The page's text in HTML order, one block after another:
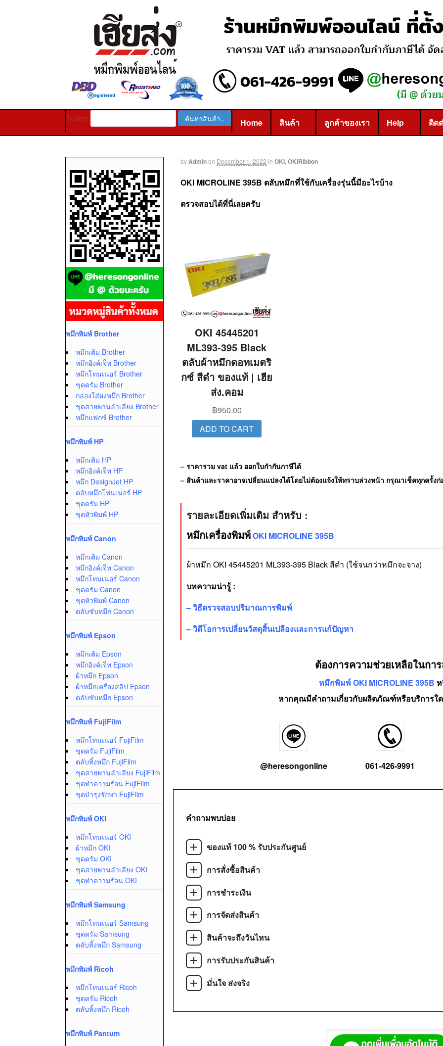
Search Home สินค้า ลูกค้าของเรา Help ติด
by Admin on December 1, 2022 in OKI ,OKIRibbon
OKI MICROLINE 395B ตลับหมึกที่ใช้กับเครื่องรุ่นนี้มีอะไรบ้าง
ตรวจสอบได้ที่นี่เลยครับ
OKI 45445201
ML393-395 Black
ตลับผ้าหมึกดอทเมตริ
กซ์ สีดำ ของแท้ | เฮีย
ส่ง.คอม
฿950.00
ADD TO CART
– ราคารวม vat แล้ว ออกใบกำกับภาษีได้
– สินค้าและราคาอาจเปลี่ยนแปลงได้โดยไม่ต้องแจ้งให้ทราบล่วงหน้า กรุณาเช็คทุกครั้ง
รายละเอียดเพิ่มเติม สำหรับ :
หมึกเครื่องพิมพ์OKI MICROLINE 395B
ผ้าหมึก OKI 45445201 ML393-395 Black สีดำ (ใช้จนกว่าหมึกจะจาง)
บทความน่ารู้ :
–วิธีตรวจสอบปริมาณการพิมพ์
–วิดีโอการเปลี่ยนวัสดุสิ้นเปลืองและการแก้ปัญหา
ต้องการความช่วยเหลือในกา
หมึกพิมพ์ OKI MICROLINE 395B
หากคุณมีคำถามเกี่ยวกับผลิตภัณฑ์หรือบริการใด
@heresongonline 061-426-9991
คำถามพบบ่อย
ของแท้ 100 % รับประกันศูนย์
การสั่งซื้อสินค้า
การชำระเงิน
การจัดส่งสินค้า
สินค้าจะถึงวันไหน
การรับประกันสินค้า
มั่นใจ ส่งจริง
หมึกพิมพ์ Brother
หมึกเติม Brother
หมึกอิงค์เจ็ท Brother
หมึกโทนเนอร์ Brother
ชุดดรัม Brother
กล่องใส่ผงหมึก Brother
ชุดสายพานลำเลียง Brother
หมึกแฟกซ์ Brother
หมึกพิมพ์ HP
หมึกเติม HP
หมึกอิงค์เจ็ท HP
หมึก DesignJet HP
ตลับหมึกโทนเนอร์ HP
ชุดดรัม HP
ชุดหัวพิมพ์ HP
หมึกพิมพ์ Canon
หมึกเติม Canon
หมึกอิงค์เจ็ท Canon
หมึกโทนเนอร์ Canon
ชุดดรัม Canon
ชุดหัวพิมพ์ Canon
ตลับซับหมึก Canon
หมึกพิมพ์ Epson
หมึกเติม Epson
หมึกอิงค์เจ็ท Epson
ผ้าหมึก Epson
ผ้าหมึกเครื่องสลิป Epson
ตลับซับหมึก Epson
หมึกพิมพ์ FujiFilm
หมึกโทนเนอร์ FujiFilm
ชุดดรัม FujiFilm
ตลับทิ้งหมึก FujiFilm
ชุดสายพานลำเลียง FujiFilm
ชุดทำความร้อน FujiFilm
ชุดบำรุงรักษา FujiFilm
หมึกพิมพ์ OKI
หมึกโทนเนอร์ OKI
ผ้าหมึก OKI
ชุดดรัม OKI
ชุดสายพานลำเลียง OKI
ชุดทำความร้อน OKI
หมึกพิมพ์ Samsung
หมึกโทนเนอร์ Samsung
ชุดดรัม Samsung
ตลับทิ้งหมึก Samsung
หมึกพิมพ์ Ricoh
หมึกโทนเนอร์ Ricoh
ชุดดรัม Ricoh
ตลับทิ้งหมึก Ricoh
หมึกพิมพ์ Pantum